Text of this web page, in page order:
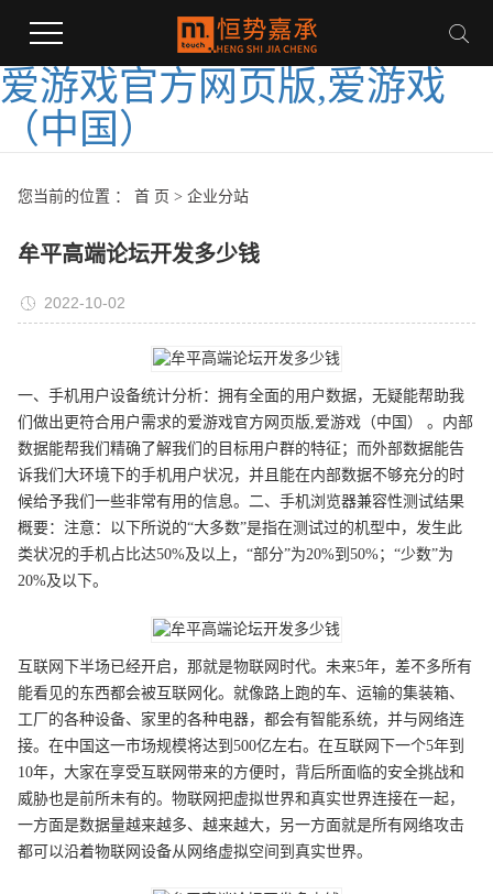
爱游戏官方网页版,爱游戏
（中国）
您当前的位置 ： 首 页 > 企业分站
牟平高端论坛开发多少钱
2022-10-02
一、手机用户设备统计分析：拥有全面的用户数据，无疑能帮助我
们做出更符合用户需求的爱游戏官方网页版,爱游戏（中国） 。内部
数据能帮我们精确了解我们的目标用户群的特征；而外部数据能告
诉我们大环境下的手机用户状况，并且能在内部数据不够充分的时
候给予我们一些非常有用的信息。二、手机浏览器兼容性测试结果
概要：注意：以下所说的“大多数”是指在测试过的机型中，发生此
类状况的手机占比达50%及以上，“部分”为20%到50%；“少数”为
20%及以下。
互联网下半场已经开启，那就是物联网时代。未来5年，差不多所有
能看见的东西都会被互联网化。就像路上跑的车、运输的集装箱、
工厂的各种设备、家里的各种电器，都会有智能系统，并与网络连
接。在中国这一市场规模将达到500亿左右。在互联网下一个5年到
10年，大家在享受互联网带来的方便时，背后所面临的安全挑战和
威胁也是前所未有的。物联网把虚拟世界和真实世界连接在一起，
一方面是数据量越来越多、越来越大，另一方面就是所有网络攻击
都可以沿着物联网设备从网络虚拟空间到真实世界。